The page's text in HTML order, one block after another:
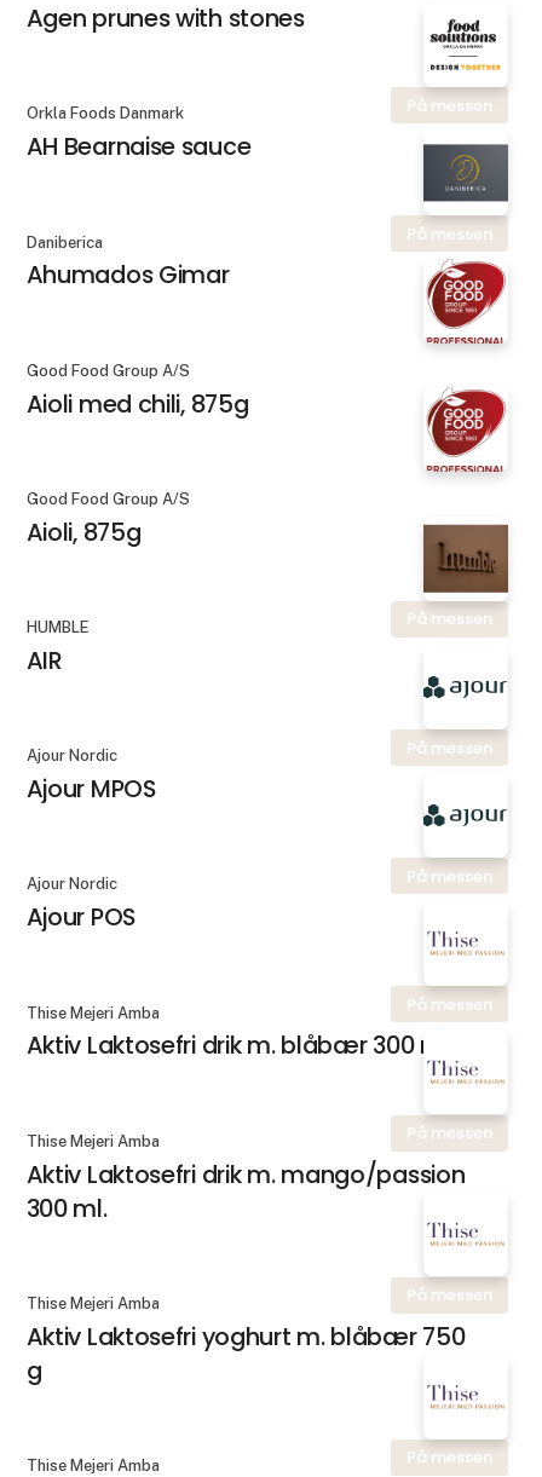
Agen prunes with stones
På messen
Orkla Foods Danmark
AH Bearnaise sauce
På messen
Daniberica
Ahumados Gimar
Good Food Group A/S
Aioli med chili, 875g
Good Food Group A/S
Aioli, 875g
På messen
HUMBLE
AIR
På messen
Ajour Nordic
Ajour MPOS
På messen
Ajour Nordic
Ajour POS
På messen
Thise Mejeri Amba
Aktiv Laktosefri drik m. blåbær 300 ml.
På messen
Thise Mejeri Amba
Aktiv Laktosefri drik m. mango/passion
300 ml.
På messen
Thise Mejeri Amba
Aktiv Laktosefri yoghurt m. blåbær 750
g
På messen
Thise Mejeri Amba